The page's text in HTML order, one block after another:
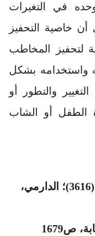
في التغيرات
أن خاصية التحفيز
لتحفيز المخاطب
واستخدامه بشكل
والتطور أو
الطفل أو الشاب
انظر: سنن الترمذي، المناقب، 3 (3616)؛ الدارمي،
ابن حجر، الإصابة في تمييز الصحابة، ص1679